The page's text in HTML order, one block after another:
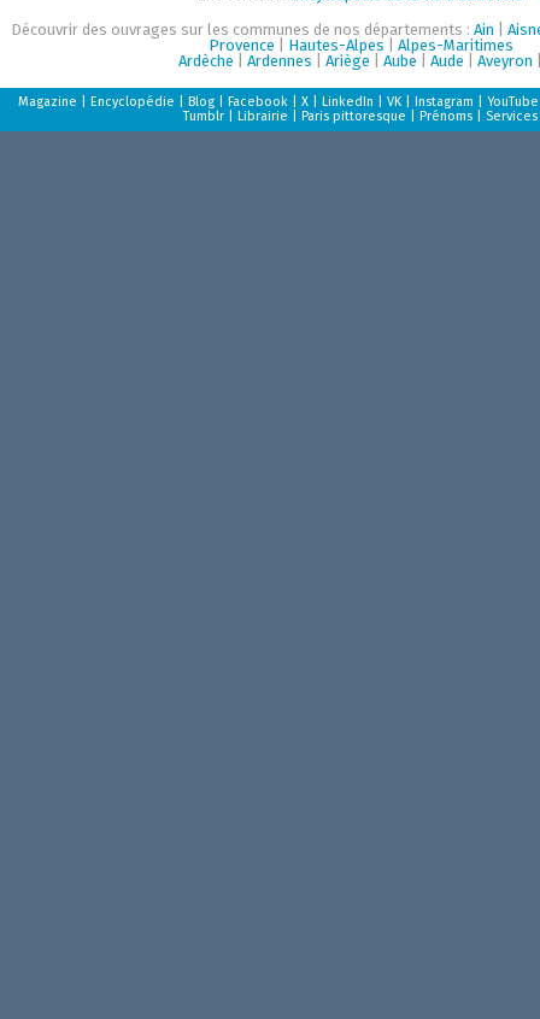
Découvrir des ouvrages sur les communes de nos départements :Ain |
Provence
Hautes-Alpes
Alpes-Maritimes
Ardèche |Ardennes |Ariège |Aube |Aude |Aveyron
Magazine |Encyclopédie |Blog |Facebook |X |LinkedIn |VK |Instagram |YouTube
Tumblr |Librairie |Paris pittoresque |Prénoms Services